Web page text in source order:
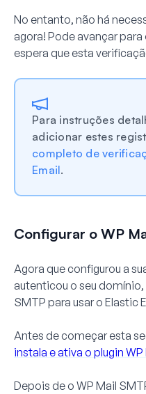
No entanto, não há
agora! Pode avançar
espera que esta
Para instruções
adicionar estes
completo de
Email.
Configurar o WP
Agora que configurou a
autenticou o seu
SMTP para usar o Elastic
Antes de começar esta
instala e ativa o plugin
Depois de o WP Mail